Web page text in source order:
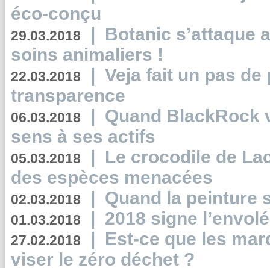
éco-conçu
29.03.2018 | Botanic s’attaque
soins animaliers !
22.03.2018 | Veja fait un pas de
transparence
06.03.2018 | Quand BlackRock
sens à ses actifs
05.03.2018 | Le crocodile de
des espèces menacées
02.03.2018 | Quand la peinture
01.03.2018 | 2018 signe
27.02.2018 | Est-ce que les
viser le zéro déchet ?